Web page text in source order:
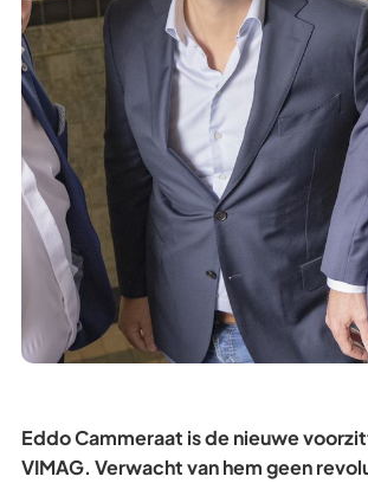
Eddo Cammeraat is de nieuwe
VIMAG. Verwacht van hem geen